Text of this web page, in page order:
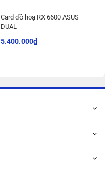
Card đồ hoạ RX 6600 ASUS
DUAL
5.400.000₫